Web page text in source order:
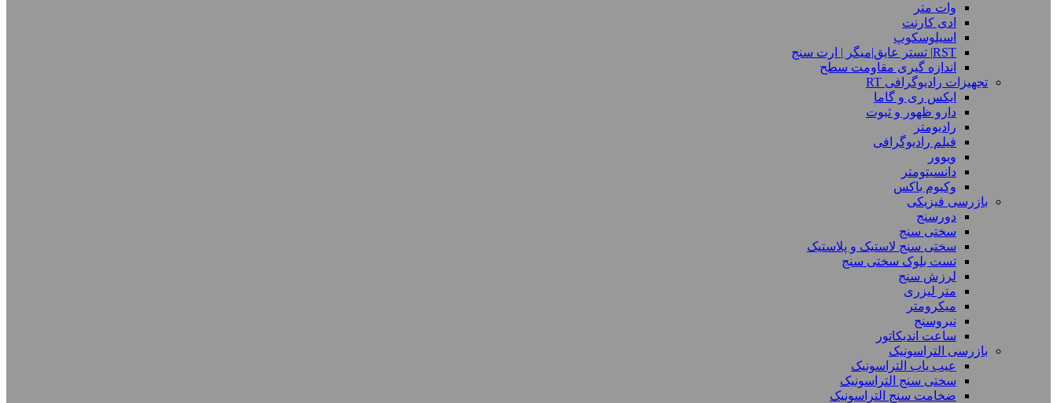
وات متر
ادی کارنت
اسیلوسکوپ
RST| تستر عایق|میگر | ارت سنج
اندازه گیری مقاومت سطح
تجهیزات رادیوگرافی RT
ایکس ری و گاما
دارو ظهور و ثبوت
رادیومتر
فیلم رادیوگرافی
ویوور
دانسیتومتر
وکیوم باکس
بازرسی فیزیکی
دورسنج
سختی سنج
سختی سنج لاستیک و پلاستیک
تست بلوک سختی سنج
لرزش سنج
متر لیزری
میکرومتر
نیروسنج
ساعت اندیکاتور
بازرسی التراسونیک
عیب یاب التراسونیک
سختی سنج التراسونیک
ضخامت سنج التراسونیک